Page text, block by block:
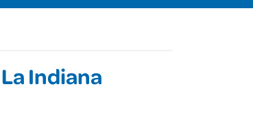
Indiana